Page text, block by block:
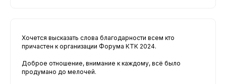
Хочется высказать слова благодарности всем кто
причастен к организации Форума КТК 2024.
Доброе отношение, внимание к каждому, всё было
продумано до мелочей.